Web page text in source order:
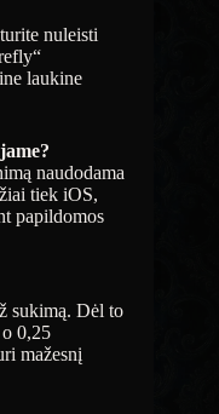
nuleisti
laukine
naudodama
tiek iOS,
papildomos
sukimą. Dėl to
0,25
mažesnį